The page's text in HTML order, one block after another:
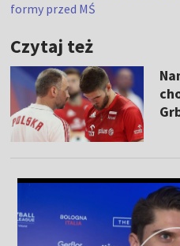
formy przed MŚ
Czytaj też